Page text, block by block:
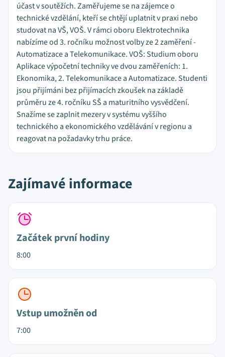
účast v soutěžích. Zaměřujeme se na zájemce o
technické vzdělání, kteří se chtějí uplatnit v praxi nebo
studovat na VŠ, VOŠ. V rámci oboru Elektrotechnika
nabízíme od 3. ročníku možnost volby ze 2 zaměření -
Automatizace a Telekomunikace. VOŠ: Studium oboru
Aplikace výpočetní techniky ve dvou zaměřeních: 1.
Ekonomika, 2. Telekomunikace a Automatizace. Studenti
jsou přijímáni bez přijímacích zkoušek na základě
průměru ze 4. ročníku SŠ a maturitního vysvědčení.
Snažíme se zaplnit mezery v systému vyššího
technického a ekonomického vzdělávání v regionu a
reagovat na požadavky trhu práce.
Zajímavé informace
Začátek první hodiny
8:00
Vstup umožněn od
7:00